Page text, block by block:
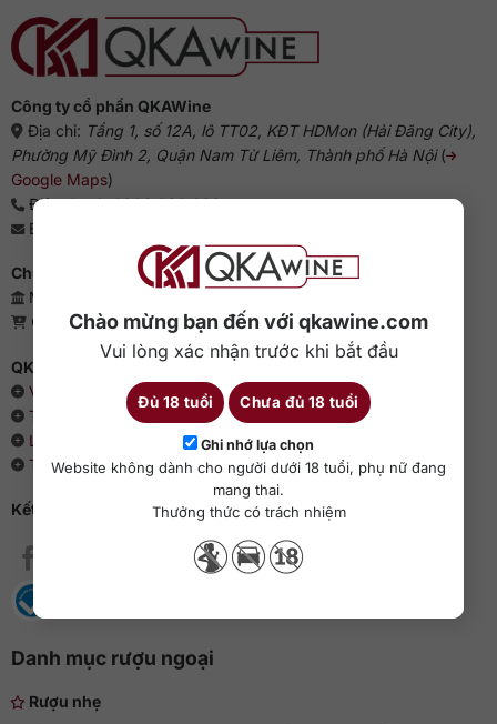
Chào mừng bạn đến với qkawine.com
Vui lòng xác nhận trước khi bắt đầu
Đủ 18 tuổi Chưa đủ 18 tuổi
Ghi nhớ lựa chọn
Website không dành cho người dưới 18 tuổi, phụ nữ đang
mang thai.
Thưởng thức có trách nhiệm
Công ty cổ phần QKAWine
Địa chỉ: Tầng 1, số 12A, lô TT02, KĐT HDMon (Hải Đăng City),
Phường Mỹ Đình 2, Quận Nam Từ Liêm, Thành phố Hà Nội(
Google Maps)
Điện thoại:0363 909 636
Email:
Chứng nhận kinh doanh
Mã số doanh nghiệp: 0110385539 - QKAWine JSC
Giấy phép bán lẻ rượu: 04/GP-UBND
QKAWine - Chuyên rượu ngoại hàng đầu Việt Nam
Về chúng tôi
Thông cáo báo chí
Liên hệ với QKAWine
Tin tức và sự kiện
Kết nối với QKAWine
Danh mục rượu ngoại
Rượu nhẹ